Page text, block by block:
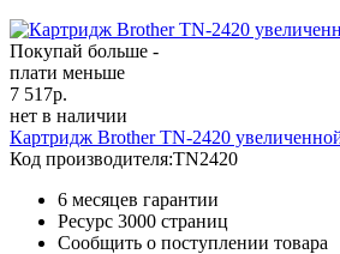
Покупай больше -
плати меньше
7 517р.
нет в наличии
Картридж Brother TN-2420
Код производителя:TN2420
6 месяцев гарантии
Ресурс 3000 страниц
Сообщить о поступлении товара